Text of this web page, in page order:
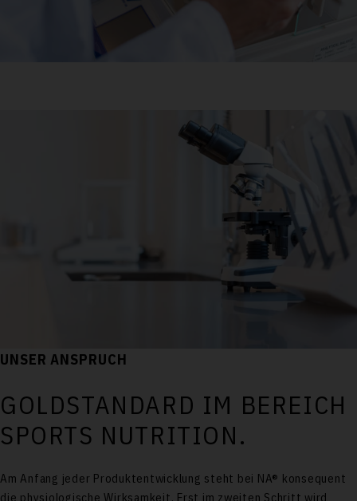
UNSER ANSPRUCH
GOLDSTANDARD IM BEREICH
SPORTS NUTRITION.
Am Anfang jeder Produktentwicklung steht bei NA® konsequent
die physiologische Wirksamkeit. Erst im zweiten Schritt wird